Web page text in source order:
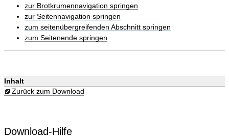
zur Brotkrumennavigation springen
zur Seitennavigation springen
zum seitenübergreifenden Abschnitt springen
zum Seitenende springen
Inhalt
Zurück zum Download
Download-Hilfe